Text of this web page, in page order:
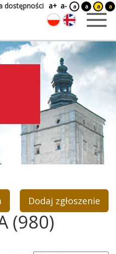
dostępności a+ a- a a a a
Dodaj zgłoszenie
(980)